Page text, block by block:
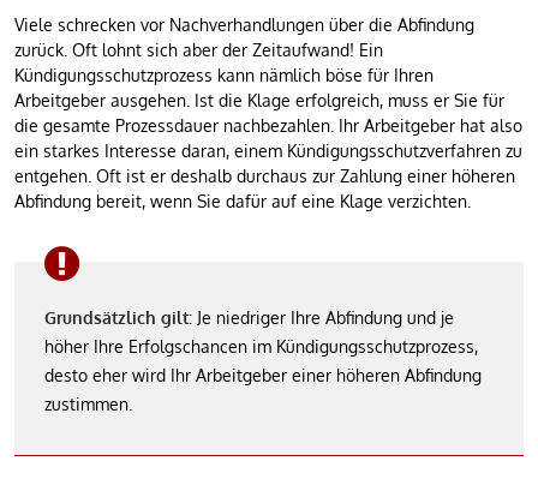
Viele schrecken vor Nachverhandlungen über die Abfindung
zurück. Oft lohnt sich aber der Zeitaufwand! Ein
Kündigungsschutzprozess kann nämlich böse für Ihren
Arbeitgeber ausgehen. Ist die Klage erfolgreich, muss er Sie für
die gesamte Prozessdauer nachbezahlen. Ihr Arbeitgeber hat also
ein starkes Interesse daran, einem Kündigungsschutzverfahren zu
entgehen. Oft ist er deshalb durchaus zur Zahlung einer höheren
Abfindung bereit, wenn Sie dafür auf eine Klage verzichten.
Grundsätzlich gilt: Je niedriger Ihre Abfindung und je
höher Ihre Erfolgschancen im Kündigungsschutzprozess,
desto eher wird Ihr Arbeitgeber einer höheren Abfindung
zustimmen.